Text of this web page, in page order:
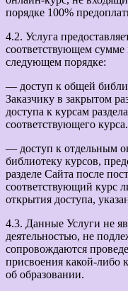
порядке 100%
4.2. Услуга
соответствующем
следующем порядке:
— доступ к общей
Заказчику в закрытом
доступа к курсам
соответствующего курса.
— доступ к отдельным
библиотеку курсов,
разделе Сайта после
соответствующий курс
открытия доступа,
4.3. Данные Услуги не
деятельностью, не
сопровождаются
присвоения какой-либо
об образовании.